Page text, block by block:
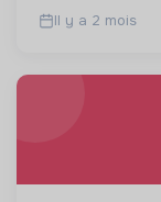
Il y a 2 mois